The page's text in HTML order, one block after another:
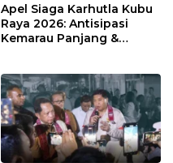
Apel Siaga Karhutla Kubu
Raya 2026: Antisipasi
Kemarau Panjang &